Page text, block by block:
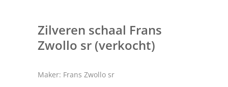
Zilveren schaal Frans
Zwollo sr (verkocht)
Maker: Frans Zwollo sr